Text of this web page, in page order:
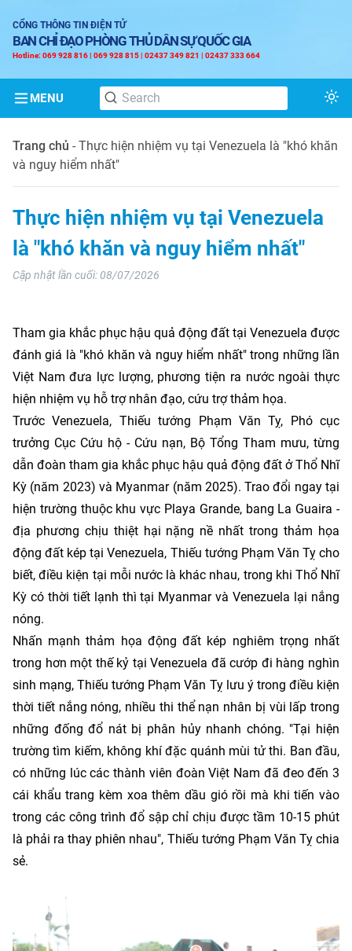
CỔNG THÔNG TIN ĐIỆN TỬ
BAN CHỈ ĐẠO PHÒNG THỦ DÂN SỰ QUỐC GIA
Hotline: 069 928 816 | 069 928 815 | 02437 349 821 | 02437 333 664
MENU
Trang chủ - Thực hiện nhiệm vụ tại Venezuela là "khó khăn
và nguy hiểm nhất"
Thực hiện nhiệm vụ tại Venezuela
là "khó khăn và nguy hiểm nhất"
Cập nhật lần cuối: 08/07/2026
Tham gia khắc phục hậu quả động đất tại Venezuela được
đánh giá là "khó khăn và nguy hiểm nhất" trong những lần
Việt Nam đưa lực lượng, phương tiện ra nước ngoài thực
hiện nhiệm vụ hỗ trợ nhân đạo, cứu trợ thảm họa.
Trước Venezuela, Thiếu tướng Phạm Văn Tỵ, Phó cục
trưởng Cục Cứu hộ - Cứu nạn, Bộ Tổng Tham mưu, từng
dẫn đoàn tham gia khắc phục hậu quả động đất ở Thổ Nhĩ
Kỳ (năm 2023) và Myanmar (năm 2025). Trao đổi ngay tại
hiện trường thuộc khu vực Playa Grande, bang La Guaira -
địa phương chịu thiệt hại nặng nề nhất trong thảm họa
động đất kép tại Venezuela, Thiếu tướng Phạm Văn Tỵ cho
biết, điều kiện tại mỗi nước là khác nhau, trong khi Thổ Nhĩ
Kỳ có thời tiết lạnh thì tại Myanmar và Venezuela lại nắng
nóng.
Nhấn mạnh thảm họa động đất kép nghiêm trọng nhất
trong hơn một thế kỷ tại Venezuela đã cướp đi hàng nghìn
sinh mạng, Thiếu tướng Phạm Văn Tỵ lưu ý trong điều kiện
thời tiết nắng nóng, nhiều thi thể nạn nhân bị vùi lấp trong
những đống đổ nát bị phân hủy nhanh chóng. "Tại hiện
trường tìm kiếm, không khí đặc quánh mùi tử thi. Ban đầu,
có những lúc các thành viên đoàn Việt Nam đã đeo đến 3
cái khẩu trang kèm xoa thêm dầu gió rồi mà khi tiến vào
trong các công trình đổ sập chỉ chịu được tầm 10-15 phút
là phải ra thay phiên nhau", Thiếu tướng Phạm Văn Tỵ chia
sẻ.